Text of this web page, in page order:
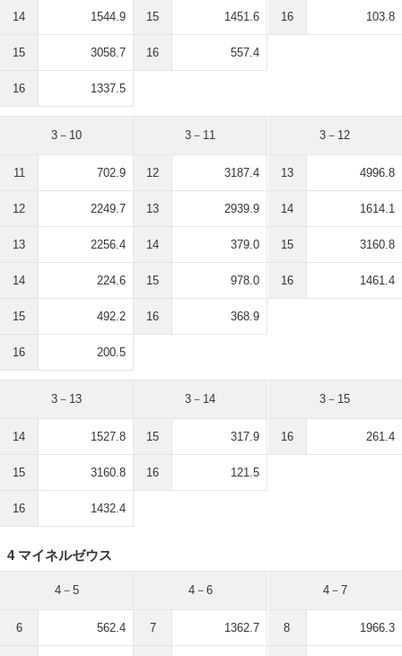
14 1544.9
15 3058.7
16 1337.5
15 1451.6
16 557.4
16 103.8
3－10
11 702.9
12 2249.7
13 2256.4
14 224.6
15 492.2
16 200.5
3－11
12 3187.4
13 2939.9
14 379.0
15 978.0
16 368.9
3－12
13 4996.8
14 1614.1
15 3160.8
16 1461.4
3－13
14 1527.8
15 3160.8
16 1432.4
3－14
15 317.9
16 121.5
3－15
16 261.4
4 マイネルゼウス
4－5
6 562.4
4－6
7 1362.7
4－7
8 1966.3